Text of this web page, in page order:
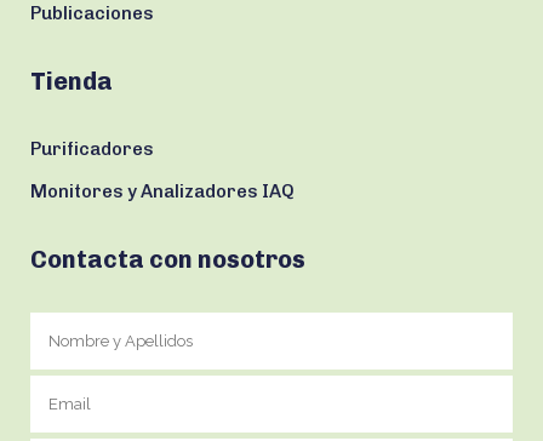
Publicaciones
Tienda
Purificadores
Monitores y Analizadores IAQ
Contacta con nosotros